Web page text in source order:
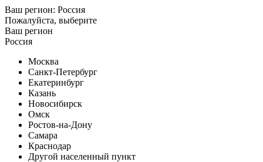
Ваш регион: Россия
Пожалуйста, выберите
Ваш регион
Россия
Москва
Санкт-Петербург
Екатеринбург
Казань
Новосибирск
Омск
Ростов-на-Дону
Самара
Краснодар
Другой населенный пункт